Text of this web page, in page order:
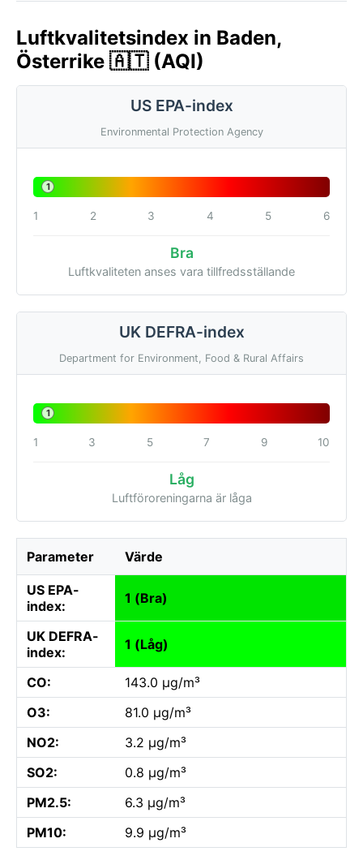
Luftkvalitetsindex in Baden,
Österrike 🇦🇹 (AQI)
US EPA-index
Environmental Protection Agency
1
1 2 3 4 5 6
Bra
Luftkvaliteten anses vara tillfredsställande
UK DEFRA-index
Department for Environment, Food & Rural Affairs
1
1 3 5 7 9 10
Låg
Luftföroreningarna är låga
Parameter Värde
US EPA-
index:
1 (Bra)
UK DEFRA-
index:
1 (Låg)
CO:
143.0 µg/m³
O3:
81.0 µg/m³
NO2:
3.2 µg/m³
SO2:
0.8 µg/m³
PM2.5:
6.3 µg/m³
PM10:
9.9 µg/m³